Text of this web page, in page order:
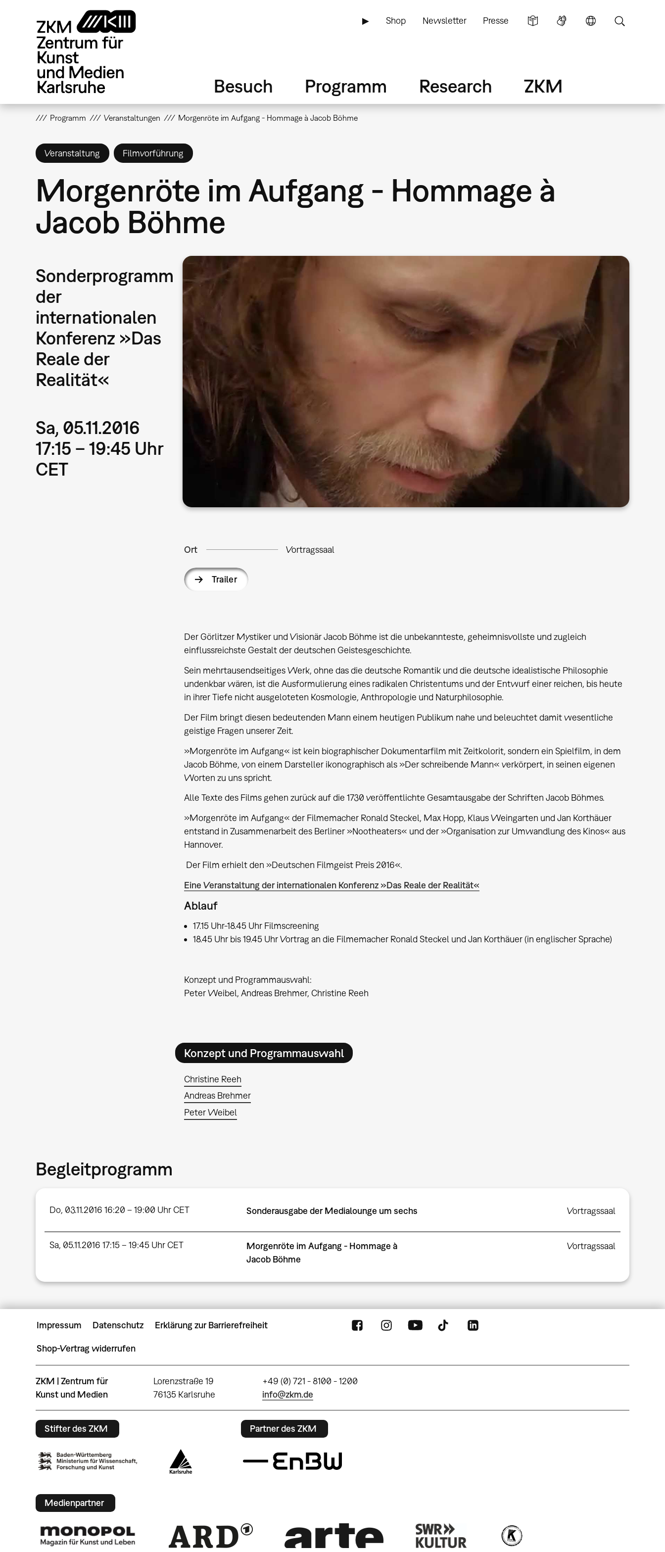
▶ Shop Newsletter Presse
Besuch Programm Research ZKM
Programm Veranstaltungen Morgenröte im Aufgang - Hommage à Jacob Böhme
Veranstaltung Filmvorführung
Morgenröte im Aufgang - Hommage à
Jacob Böhme
Sonderprogramm
der
internationalen
Konferenz »Das
Reale der
Realität«
Sa, 05.11.2016
17:15 – 19:45 Uhr
CET
Ort Vortragssaal
Trailer
Der Görlitzer Mystiker und Visionär Jacob Böhme ist die unbekannteste, geheimnisvollste und zugleich
einflussreichste Gestalt der deutschen Geistesgeschichte.
Sein mehrtausendseitiges Werk, ohne das die deutsche Romantik und die deutsche idealistische Philosophie
undenkbar wären, ist die Ausformulierung eines radikalen Christentums und der Entwurf einer reichen, bis heute
in ihrer Tiefe nicht ausgeloteten Kosmologie, Anthropologie und Naturphilosophie.
Der Film bringt diesen bedeutenden Mann einem heutigen Publikum nahe und beleuchtet damit wesentliche
geistige Fragen unserer Zeit.
»Morgenröte im Aufgang« ist kein biographischer Dokumentarfilm mit Zeitkolorit, sondern ein Spielfilm, in dem
Jacob Böhme, von einem Darsteller ikonographisch als »Der schreibende Mann« verkörpert, in seinen eigenen
Worten zu uns spricht.
Alle Texte des Films gehen zurück auf die 1730 veröffentlichte Gesamtausgabe der Schriften Jacob Böhmes.
»Morgenröte im Aufgang« der Filmemacher Ronald Steckel, Max Hopp, Klaus Weingarten und Jan Korthäuer
entstand in Zusammenarbeit des Berliner »Nootheaters« und der »Organisation zur Umwandlung des Kinos« aus
Hannover.
Der Film erhielt den »Deutschen Filmgeist Preis 2016«.
Eine Veranstaltung der internationalen Konferenz »Das Reale der Realität«
Ablauf
17.15 Uhr-18.45 Uhr Filmscreening
18.45 Uhr bis 19.45 Uhr Vortrag an die Filmemacher Ronald Steckel und Jan Korthäuer (in englischer Sprache)
Konzept und Programmauswahl:
Peter Weibel, Andreas Brehmer, Christine Reeh
Konzept und Programmauswahl
Christine Reeh
Andreas Brehmer
Peter Weibel
Begleitprogramm
Do, 03.11.2016 16:20 – 19:00 Uhr CET Sonderausgabe der Medialounge um sechs Vortragssaal
Sa, 05.11.2016 17:15 – 19:45 Uhr CET
Morgenröte im Aufgang - Hommage à
Jacob Böhme
Vortragssaal
Impressum Datenschutz Erklärung zur Barrierefreiheit
Shop-Vertrag widerrufen
ZKM | Zentrum für
Kunst und Medien
Lorenzstraße 19
76135 Karlsruhe
+49 (0) 721 - 8100 - 1200
info@zkm.de
Stifter des ZKM Partner des ZKM
Medienpartner